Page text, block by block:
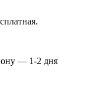
— 1-2 дня